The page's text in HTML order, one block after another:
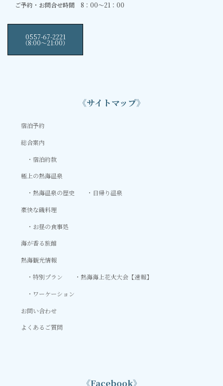
ご予約・お問合せ時間 8：00～21：00
0557-67-2221
（8:00〜21:00）
《サイトマップ》
宿泊予約
総合案内
宿泊約款
極上の熱海温泉
熱海温泉の歴史
日帰り温泉
豪快な磯料理
お昼の食事処
海が香る旅館
熱海観光情報
特別プラン
熱海海上花火大会【速報】
ワーケーション
お問い合わせ
よくあるご質問
《Facebook》